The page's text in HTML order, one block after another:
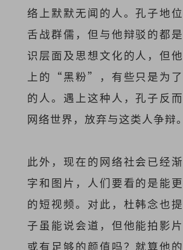
络上默默无闻的人。孔子地
舌战群儒，但与他辩驳的都
识层面及思想文化的人，但
上的“黑粉”，有些只是为
的人。遇上这种人，孔子反
网络世界，放弃与这类人争辩。
此外，现在的网络社会已经
字和图片，人们要看的是能
的短视频。对此，杜韩念也
子虽能说会道，但他能拍影片
或有足够的颜值吗？就算他